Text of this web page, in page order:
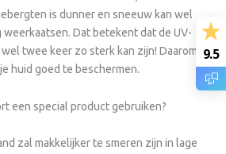
is dunner en sneeuw kan wel
weerkaatsen. Dat betekent dat de UV-
twee keer zo sterk kan zijn! Daarom is
huid goed te beschermen.
een special product gebruiken?
zal makkelijker te smeren zijn in lage
9.5